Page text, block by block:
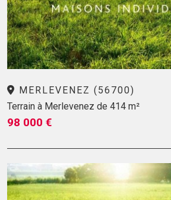
MERLEVENEZ (56700)
Terrain à Merlevenez de 414 m²
98 000 €